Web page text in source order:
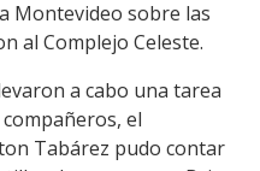
Montevideo sobre las
al Complejo Celeste.
a cabo una tarea
el
Tabárez pudo contar